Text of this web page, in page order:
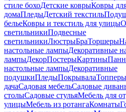
стиле бохоДетские коврыКовры
домаПледыДетский текстиль
бельеКовры и текстиль для улицы
светильникиПодвесные
светильникиЛюстрыБраТоршеры
настольные лампыДекоративные
лампыДекорПостерыКартины
настольные лампыДекоративные
подушкиПледыПокрывала
дачаСадовая мебельСадовые
столыСадовые стульяМебель для
улицыМебель из ротангаКомнаты